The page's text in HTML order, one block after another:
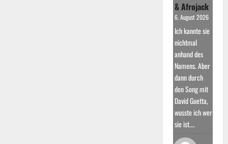
& Afrojack
6. August 2026
Ich kannte sie
nichtmal
anhand des
Namens. Aber
dann durch
den Song mit
David Guetta,
wusste ich wer
sie ist.…